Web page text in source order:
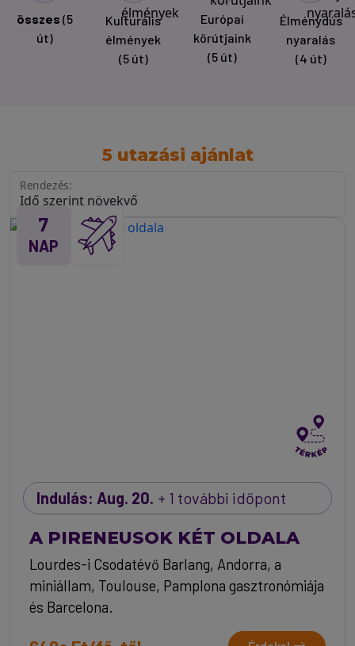
összes (5
út)
Kulturális
élmények
(5 út)
Európai
körútjaink
(5 út)
Élménydús
nyaralás
(4 út)
5 utazási ajánlat
Rendezés:
7
NAP
Indulás: Aug. 20. + 1 további időpont
A PIRENEUSOK KÉT OLDALA
Lourdes-i Csodatévő Barlang, Andorra, a
miniállam, Toulouse, Pamplona gasztronómiája
és Barcelona.